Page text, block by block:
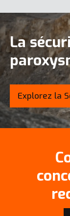
La
Explorez la